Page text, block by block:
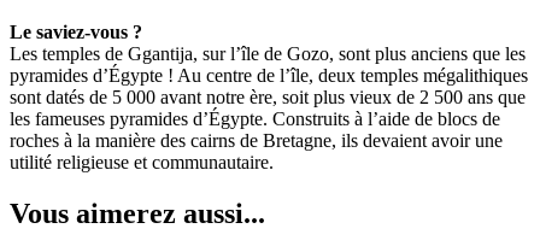
Le saviez-vous ?
Les temples de Ggantija, sur l’île de Gozo, sont plus anciens que les
pyramides d’Égypte ! Au centre de l’île, deux temples mégalithiques
sont datés de 5 000 avant notre ère, soit plus vieux de 2 500 ans que
les fameuses pyramides d’Égypte. Construits à l’aide de blocs de
roches à la manière des cairns de Bretagne, ils devaient avoir une
utilité religieuse et communautaire.
Vous aimerez aussi...